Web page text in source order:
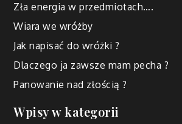
Zła energia w przedmiotach….
Wiara we wróżby
Jak napisać do wróżki ?
Dlaczego ja zawsze mam pecha ?
Panowanie nad złością ?
Wpisy w kategorii